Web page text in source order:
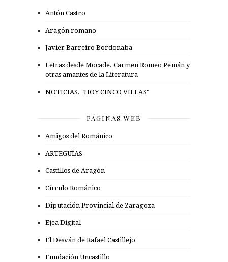
Antón Castro
Aragón romano
Javier Barreiro Bordonaba
Letras desde Mocade. Carmen Romeo Pemán y
otras amantes de la Literatura
NOTICIAS. "HOY CINCO VILLAS"
PÁGINAS WEB
Amigos del Románico
ARTEGUÍAS
Castillos de Aragón
Círculo Románico
Diputación Provincial de Zaragoza
Ejea Digital
El Desván de Rafael Castillejo
Fundación Uncastillo